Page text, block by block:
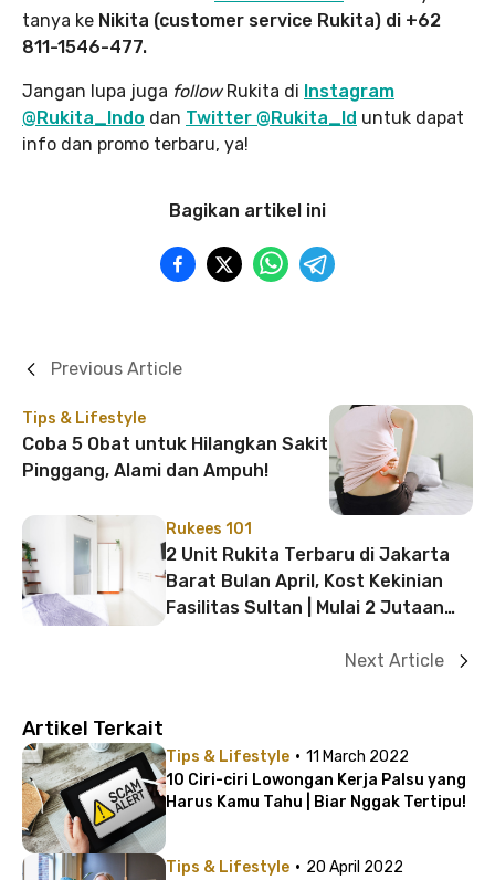
tanya ke Nikita (customer service Rukita) di +62
811-1546-477.
Jangan lupa juga followRukita di Instagram
@Rukita_Indo dan Twitter @Rukita_Id untuk dapat
info dan promo terbaru, ya!
Bagikan artikel ini
Tips & Lifestyle
Coba 5 Obat untuk Hilangkan Sakit
Pinggang, Alami dan Ampuh!
Previous Article
Rukees 101
2 Unit Rukita Terbaru di Jakarta
Barat Bulan April, Kost Kekinian
Fasilitas Sultan | Mulai 2 Jutaan
Next Article
Artikel Terkait
Tips & Lifestyle · 11 March 2022
10 Ciri-ciri Lowongan Kerja Palsu yang
Harus Kamu Tahu | Biar Nggak Tertipu!
Tips & Lifestyle · 20 April 2022